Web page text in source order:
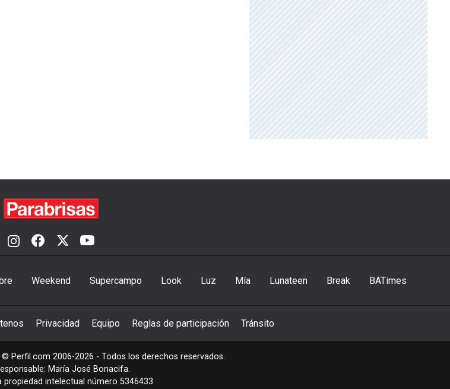
Weekend Supercampo Look Luz Mía Lunateen Break BATimes
Privacidad Equipo Reglas de participación Tránsito
| © Perfil.com 2006-2026 - Todos los derechos reservados.
María José Bonacifa.
propiedad intelectual número 5346433